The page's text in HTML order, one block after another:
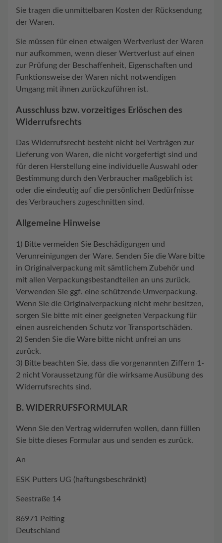
Sie tragen die unmittelbaren Kosten der Rücksendung
der Waren.
Sie müssen für einen etwaigen Wertverlust der Waren
nur aufkommen, wenn dieser Wertverlust auf einen
zur Prüfung der Beschaffenheit, Eigenschaften und
Funktionsweise der Waren nicht notwendigen
Umgang mit ihnen zurückzuführen ist.
Ausschluss bzw. vorzeitiges Erlöschen des
Widerrufsrechts
Das Widerrufsrecht besteht nicht bei Verträgen zur
Lieferung von Waren, die nicht vorgefertigt sind und
für deren Herstellung eine individuelle Auswahl oder
Bestimmung durch den Verbraucher maßgeblich ist
oder die eindeutig auf die persönlichen Bedürfnisse
des Verbrauchers zugeschnitten sind.
Allgemeine Hinweise
1) Bitte vermeiden Sie Beschädigungen und
Verunreinigungen der Ware. Senden Sie die Ware bitte
in Originalverpackung mit sämtlichem Zubehör und
mit allen Verpackungsbestandteilen an uns zurück.
Verwenden Sie ggf. eine schützende Umverpackung.
Wenn Sie die Originalverpackung nicht mehr besitzen,
sorgen Sie bitte mit einer geeigneten Verpackung für
einen ausreichenden Schutz vor Transportschäden.
2) Senden Sie die Ware bitte nicht unfrei an uns
zurück.
3) Bitte beachten Sie, dass die vorgenannten Ziffern 1-
2 nicht Voraussetzung für die wirksame Ausübung des
Widerrufsrechts sind.
B. WIDERRUFSFORMULAR
Wenn Sie den Vertrag widerrufen wollen, dann füllen
Sie bitte dieses Formular aus und senden es zurück.
An
ESK Putters UG (haftungsbeschränkt)
Seestraße 14
86971 Peiting
Deutschland